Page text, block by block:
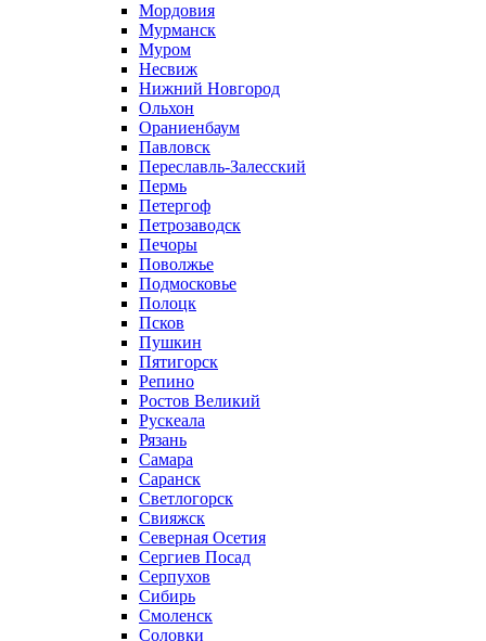
Мордовия
Мурманск
Муром
Несвиж
Нижний Новгород
Ольхон
Ораниенбаум
Павловск
Переславль-Залесский
Пермь
Петергоф
Петрозаводск
Печоры
Поволжье
Подмосковье
Полоцк
Псков
Пушкин
Пятигорск
Репино
Ростов Великий
Рускеала
Рязань
Самара
Саранск
Светлогорск
Свияжск
Северная Осетия
Сергиев Посад
Серпухов
Сибирь
Смоленск
Соловки